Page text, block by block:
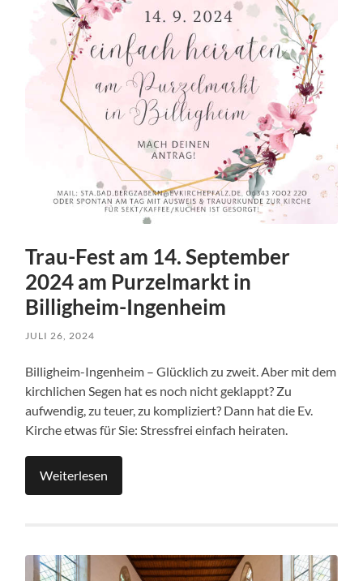
Trau-Fest am 14. September
2024 am Purzelmarkt in
Billigheim-Ingenheim
JULI 26, 2024
Billigheim-Ingenheim – Glücklich zu zweit. Aber mit dem
kirchlichen Segen hat es noch nicht geklappt? Zu
aufwendig, zu teuer, zu kompliziert? Dann hat die Ev.
Kirche etwas für Sie: Stressfrei einfach heiraten.
Weiterlesen